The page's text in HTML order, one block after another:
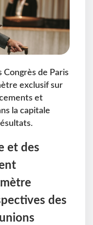
Congrès de Paris
exclusif sur
et
la capitale
et des
des